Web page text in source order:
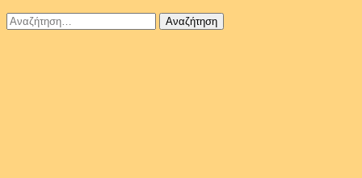
Αναζήτηση
για: